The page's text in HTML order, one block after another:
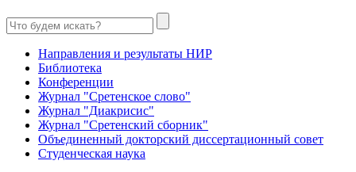
Направления и результаты НИР
Библиотека
Конференции
Журнал "Сретенское слово"
Журнал "Диакрисис"
Журнал "Сретенский сборник"
Объединенный докторский диссертационный совет
Студенческая наука